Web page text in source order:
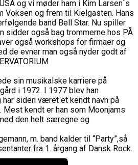
og vi møder ham i Kim Larsen´s
Voksen og frem til Kielgasten. Hans
band Bell Star. Nu spiller
sidder også bag trommerne hos PÅ
også workshops for firmaer og
de evner man også nyder godt af
sin musikalske karriere på
i 1972. I 1977 blev han
siden været et kendt navn på
Mest kendt er han som Moonjams
den helt særegne og
m. band kalder til “Party”,så
fra 1. årgang af Dansk Rock.